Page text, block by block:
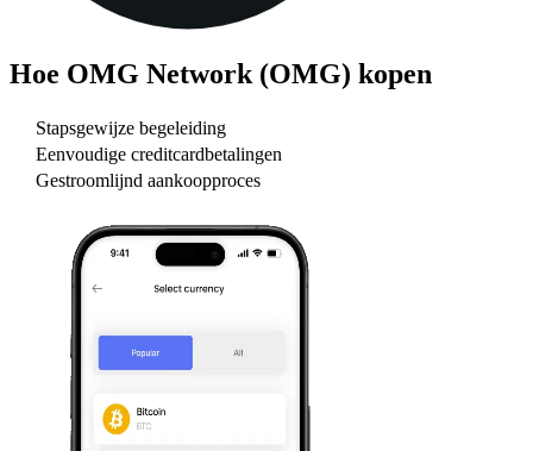
Hoe OMG Network (OMG) kopen
Stapsgewijze begeleiding
Eenvoudige creditcardbetalingen
Gestroomlijnd aankoopproces